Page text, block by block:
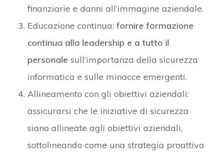
finanziarie e danni all’immagine aziendale.
Educazione continua: fornire formazione
continua alla leadership e a tutto il
personale sull’importanza della sicurezza
informatica e sulle minacce emergenti.
Allineamento con gli obiettivi aziendali:
assicurarsi che le iniziative di sicurezza
siano allineate agli obiettivi aziendali,
sottolineando come una strategia proattiva